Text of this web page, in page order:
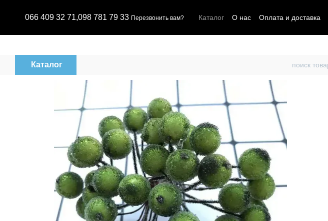
066 409 32 71,098 781 79 33 Перезвонить вам? Каталог О нас Оплата и доставка
Каталог